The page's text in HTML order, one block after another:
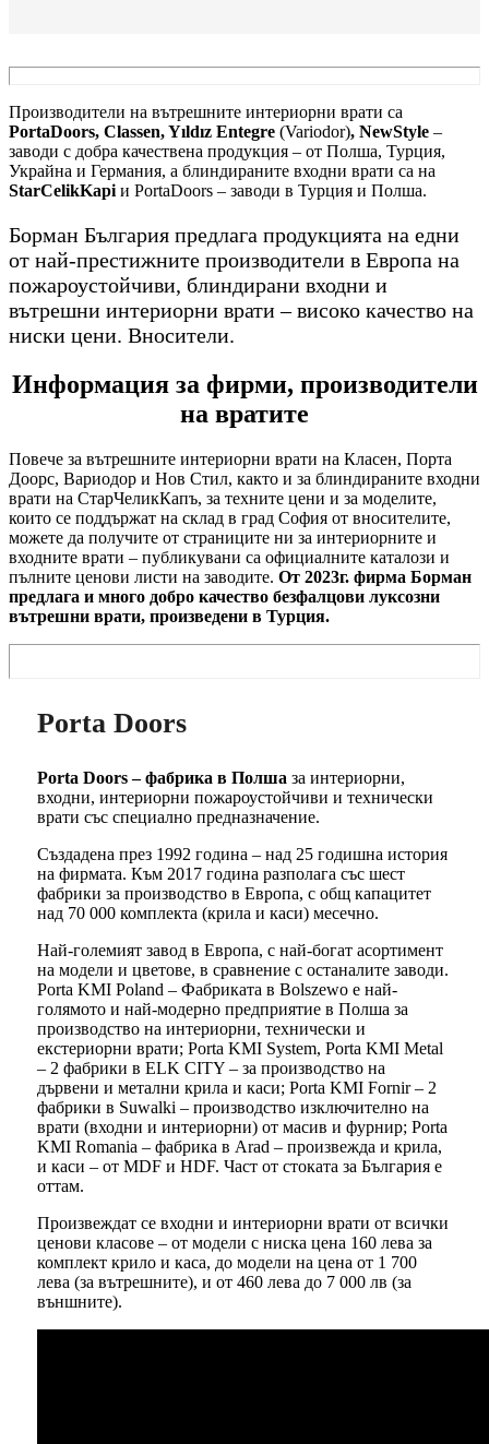
Производители на вътрешните интериорни врати са
PortaDoors, Classen, Yıldız Entegre (Variodor), NewStyle –
заводи с добра качествена продукция – от Полша, Турция,
Украйна и Германия, а блиндираните входни врати са на
StarCelikKapi и PortaDoors – заводи в Турция и Полша.
Борман България предлага продукцията на едни
от най-престижните производители в Европа на
пожароустойчиви, блиндирани входни и
вътрешни интериорни врати – високо качество на
ниски цени. Вносители.
Информация за фирми, производители
на вратите
Повече за вътрешните интериорни врати на Класен, Порта
Доорс, Вариодор и Нов Стил, както и за блиндираните входни
врати на СтарЧеликКапъ, за техните цени и за моделите,
които се поддържат на склад в град София от вносителите,
можете да получите от страниците ни за интериорните и
входните врати – публикувани са официалните каталози и
пълните ценови листи на заводите. От 2023г. фирма Борман
предлага и много добро качество безфалцови луксозни
вътрешни врати, произведени в Турция.
Porta Doors
Porta Doors – фабрика в Полша за интериорни,
входни, интериорни пожароустойчиви и технически
врати със специално предназначение.
Създадена през 1992 година – над 25 годишна история
на фирмата. Към 2017 година разполага със шест
фабрики за производство в Европа, с общ капацитет
над 70 000 комплекта (крила и каси) месечно.
Най-големият завод в Европа, с най-богат асортимент
на модели и цветове, в сравнение с останалите заводи.
Porta KMI Poland – Фабриката в Bolszewo е най-
голямото и най-модерно предприятие в Полша за
производство на интериорни, технически и
екстериорни врати; Porta KMI System, Porta KMI Metal
– 2 фабрики в ELK CITY – за производство на
дървени и метални крила и каси; Porta KMI Fornir – 2
фабрики в Suwalki – производство изключително на
врати (входни и интериорни) от масив и фурнир; Porta
KMI Romania – фабрика в Arad – произвежда и крила,
и каси – от MDF и HDF. Част от стоката за България е
оттам.
Произвеждат се входни и интериорни врати от всички
ценови класове – от модели с ниска цена 160 лева за
комплект крило и каса, до модели на цена от 1 700
лева (за вътрешните), и от 460 лева до 7 000 лв (за
външните).